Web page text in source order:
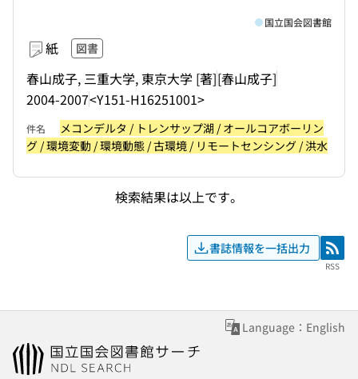
紙 図書
春山成子, 三重大学, 東京大学 [著][春山成子]
2004-2007<Y151-H16251001>
国立国会図書館
件名
メコンデルタ / トレンサップ湖 / オールコアボーリン
グ / 環境変動 / 環境動態 / 古環境 / リモートセンシング / 洪水
検索結果は以上です。
書誌情報を一括出力 RSS
RSS
Language：English